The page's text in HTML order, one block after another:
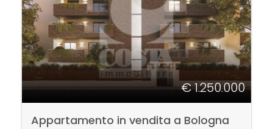
€ 1.250.000
Appartamento in vendita a Bologna
4
5
5+